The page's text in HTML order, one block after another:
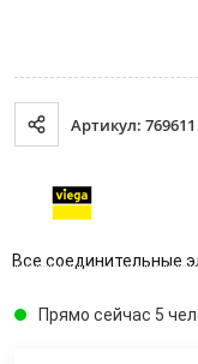
Артикул: 769611
Все соединительные
Прямо сейчас 5